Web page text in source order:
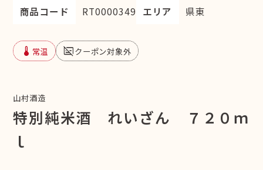
商品コード RT0000349 エリア 県東
device_thermostat 常温 subtitles_offクーポン対象外
山村酒造
特別純米酒 れいざん ７２０ｍ
ｌ